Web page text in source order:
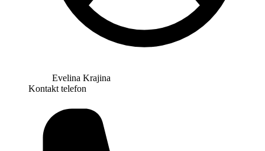
Evelina Krajina
Kontakt telefon